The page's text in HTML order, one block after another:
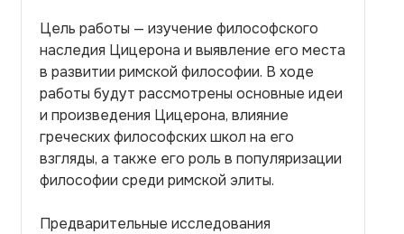
Цель работы — изучение философского
наследия Цицерона и выявление его места
в развитии римской философии. В ходе
работы будут рассмотрены основные идеи
и произведения Цицерона, влияние
греческих философских школ на его
взгляды, а также его роль в популяризации
философии среди римской элиты.
Предварительные исследования